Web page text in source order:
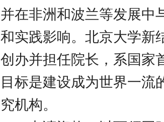
并在非洲和波兰等发展中
和实践影响。北京大学新
创办并担任院长，系国家
目标是建设成为世界一流
究机构。